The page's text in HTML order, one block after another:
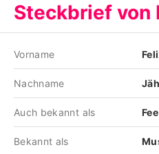
Utiq
Steckbrief von
Vorname
Nachname
Auch bekannt als Fee
Bekannt als